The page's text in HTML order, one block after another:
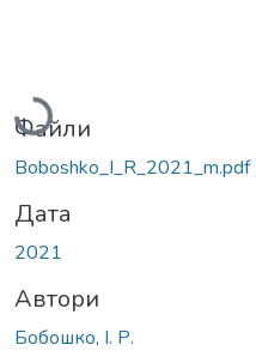
Вантажиться...
Файли
Boboshko_I_R_2021_m.pdf
Дата
2021
Автори
Бобошко, І. Р.